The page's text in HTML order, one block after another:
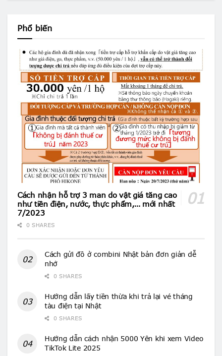
Phổ biến
Cách nhận hỗ trợ 3 man do vật giá tăng cao
như tiền điện, nước, thực phẩm,… mới nhất
7/2023
0 SHARES
Cách gửi đồ ở combini Nhật bản đơn giản dễ
nhớ
0 SHARES
Hướng dẫn lấy tiền thừa khi trả lại vé tháng
tàu điện tại Nhật
0 SHARES
Hướng dẫn cách nhận 5000 Yên khi xem Video
TikTok Lite 2025